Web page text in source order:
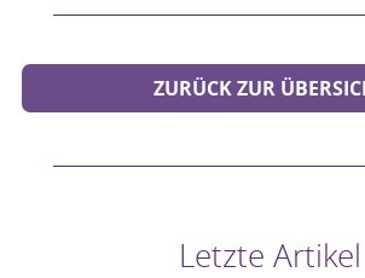
ZURÜCK ZUR
Letzte Artikel